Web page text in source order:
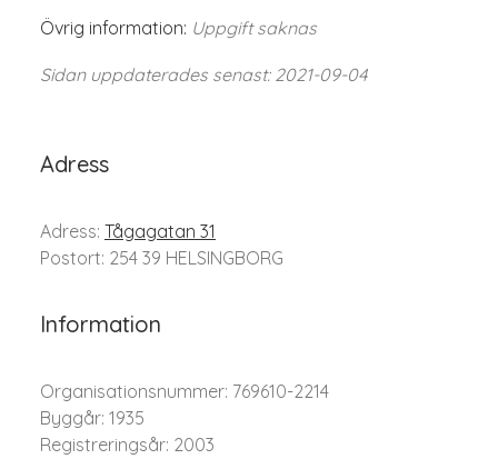
Övrig information: Uppgift saknas
Sidan uppdaterades senast: 2021-09-04
Adress
Adress: Tågagatan 31
Postort: 254 39 HELSINGBORG
Information
Organisationsnummer: 769610-2214
Byggår: 1935
Registreringsår: 2003